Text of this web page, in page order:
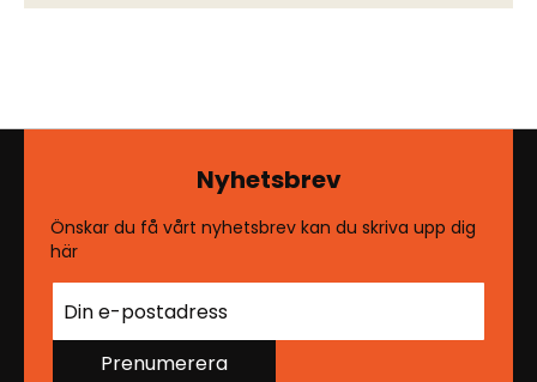
Nyhetsbrev
Önskar du få vårt nyhetsbrev kan du skriva upp dig
här
Prenumerera